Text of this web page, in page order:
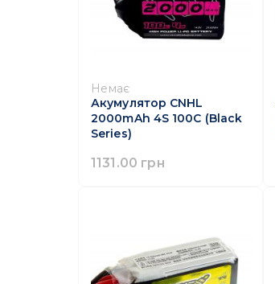
Немає
Акумулятор CNHL
2000mAh 4S 100C (Black
Series)
1131.00 грн